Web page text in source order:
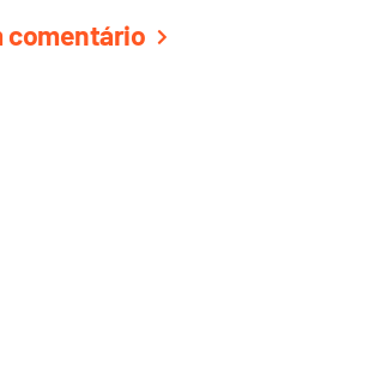
comentário